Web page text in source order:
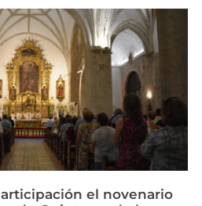
el novenario